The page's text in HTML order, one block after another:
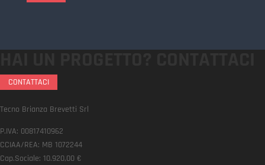
CONTATTACI
Tecno Brianza Brevetti Srl
P.IVA: 00817410962
CCIAA/REA: MB 1072244
Cap.Sociale: 10.920,00 €